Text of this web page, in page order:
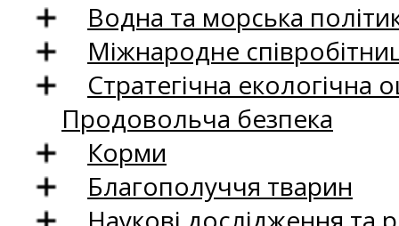
Водна та морська
Міжнародне
Стратегічна екологічна
Продовольча безпека
Корми
Благополуччя тварин